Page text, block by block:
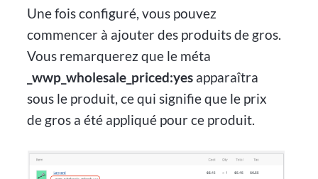
Une fois configuré, vous pouvez
commencer à ajouter des produits de gros.
Vous remarquerez que le méta
_wwp_wholesale_priced:yes apparaîtra
sous le produit, ce qui signifie que le prix
de gros a été appliqué pour ce produit.